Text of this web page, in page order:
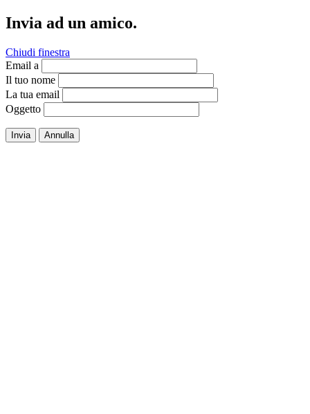
Invia ad un amico.
Chiudi finestra
Email a
Il tuo nome
La tua email
Oggetto
Invia Annulla